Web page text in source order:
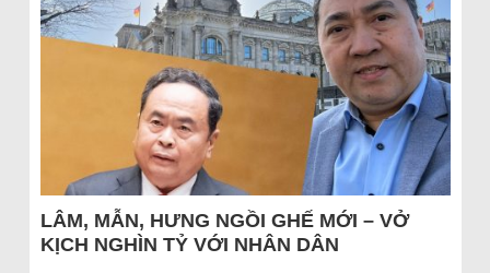
LÂM, MẪN, HƯNG NGỒI GHẾ MỚI – VỞ
KỊCH NGHÌN TỶ VỚI NHÂN DÂN